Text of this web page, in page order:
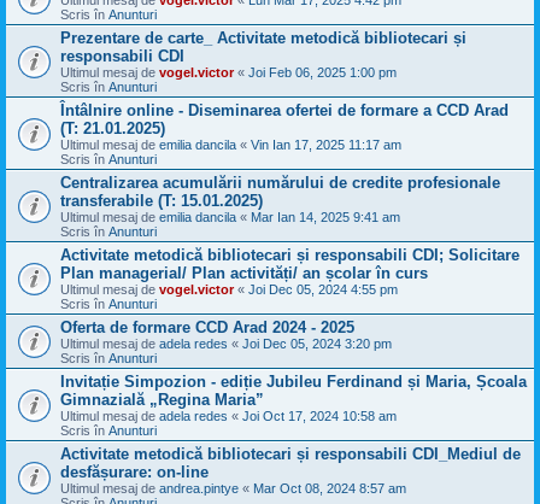
Scris în Anunturi
Prezentare de carte_ Activitate metodică bibliotecari și
responsabili CDI
Ultimul mesaj de vogel.victor« Joi Feb 06, 2025 1:00 pm
Scris în Anunturi
Întâlnire online - Diseminarea ofertei de formare a CCD Arad
(T: 21.01.2025)
Ultimul mesaj de emilia dancila « Vin Ian 17, 2025 11:17 am
Scris în Anunturi
Centralizarea acumulării numărului de credite profesionale
transferabile (T: 15.01.2025)
Ultimul mesaj de emilia dancila « Mar Ian 14, 2025 9:41 am
Scris în Anunturi
Activitate metodică bibliotecari și responsabili CDI; Solicitare
Plan managerial/ Plan activități/ an școlar în curs
Ultimul mesaj de vogel.victor« Joi Dec 05, 2024 4:55 pm
Scris în Anunturi
Oferta de formare CCD Arad 2024 - 2025
Ultimul mesaj de adela redes « Joi Dec 05, 2024 3:20 pm
Scris în Anunturi
Invitație Simpozion - ediție Jubileu Ferdinand și Maria, Școala
Gimnazială „Regina Maria”
Ultimul mesaj de adela redes « Joi Oct 17, 2024 10:58 am
Scris în Anunturi
Activitate metodică bibliotecari și responsabili CDI_Mediul de
desfășurare: on-line
Ultimul mesaj de andrea.pintye « Mar Oct 08, 2024 8:57 am